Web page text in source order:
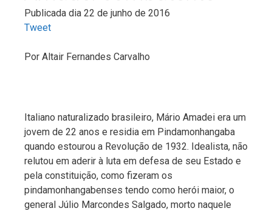
Publicada dia 22 de junho de 2016
Tweet
Por Altair Fernandes Carvalho
Italiano naturalizado brasileiro, Mário Amadei era um
jovem de 22 anos e residia em Pindamonhangaba
quando estourou a Revolução de 1932. Idealista, não
relutou em aderir à luta em defesa de seu Estado e
pela constituição, como fizeram os
pindamonhangabenses tendo como herói maior, o
general Júlio Marcondes Salgado, morto naquele